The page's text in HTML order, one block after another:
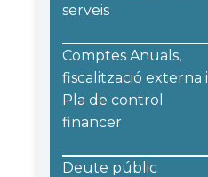
serveis
Comptes Anuals,
fiscalització externa i
Pla de control
financer
Deute públic